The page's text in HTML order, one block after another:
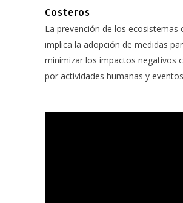
Costeros
La prevención de los ecosistemas
implica la adopción de medidas
minimizar los impactos negativos
por actividades humanas y